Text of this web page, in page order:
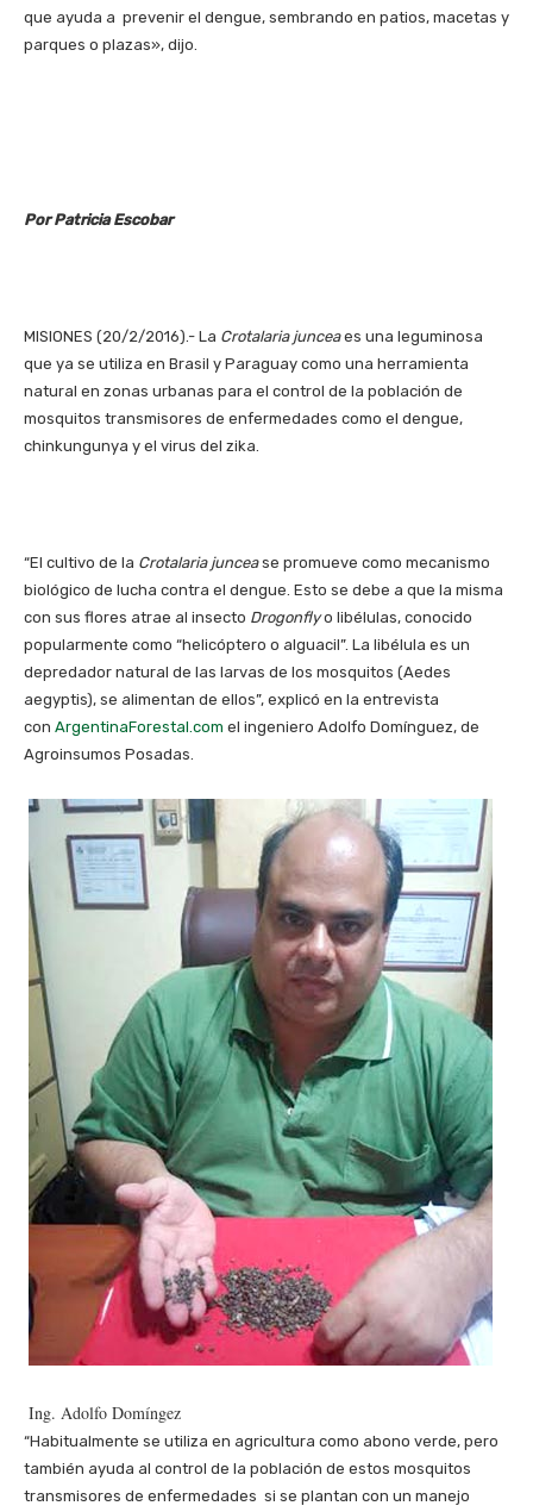
que ayuda a prevenir el dengue, sembrando en patios, macetas y
parques o plazas», dijo.
Por Patricia Escobar
MISIONES (20/2/2016).- La Crotalariajunceaes una leguminosa
que ya se utiliza en Brasil y Paraguay como una herramienta
natural en zonas urbanas para el control de la población de
mosquitos transmisores de enfermedades como el dengue,
chinkungunya y el virus del zika.
“El cultivo de la Crotalaria juncease promueve como mecanismo
biológico de lucha contra el dengue. Esto se debe a que la misma
con sus flores atrae al insecto Drogonflyo libélulas, conocido
popularmente como “helicóptero o alguacil”. La libélula es un
depredador natural de las larvas de los mosquitos (Aedes
aegyptis), se alimentan de ellos”, explicó en la entrevista
con ArgentinaForestal.com el ingeniero Adolfo Domínguez, de
Agroinsumos Posadas.
Ing. Adolfo Domíngez
“Habitualmente se utiliza en agricultura como abono verde, pero
también ayuda al control de la población de estos mosquitos
transmisores de enfermedades si se plantan con un manejo